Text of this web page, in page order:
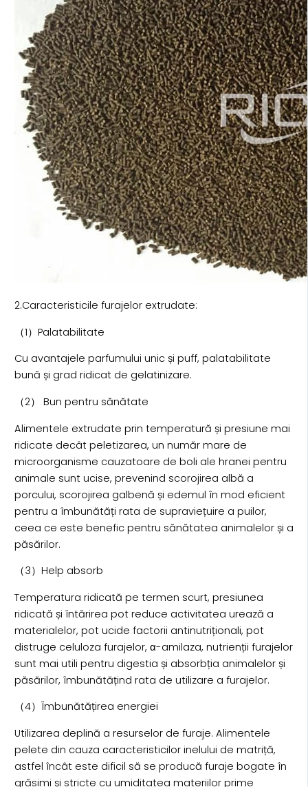
2.Caracteristicile furajelor extrudate:
（1）Palatabilitate
Cu avantajele parfumului unic și puff, palatabilitate
bună și grad ridicat de gelatinizare.
（2） Bun pentru sănătate
Alimentele extrudate prin temperatură și presiune mai
ridicate decât peletizarea, un număr mare de
microorganisme cauzatoare de boli ale hranei pentru
animale sunt ucise, prevenind scorojirea albă a
porcului, scorojirea galbenă și edemul în mod eficient
pentru a îmbunătăți rata de supraviețuire a puilor,
ceea ce este benefic pentru sănătatea animalelor și a
păsărilor.
（3）Help absorb
Temperatura ridicată pe termen scurt, presiunea
ridicată și întărirea pot reduce activitatea urează a
materialelor, pot ucide factorii antinutriționali, pot
distruge celuloza furajelor, α-amilaza, nutrienții furajelor
sunt mai utili pentru digestia și absorbția animalelor și
păsărilor, îmbunătățind rata de utilizare a furajelor.
（4）Îmbunătățirea energiei
Utilizarea deplină a resurselor de furaje. Alimentele
pelete din cauza caracteristicilor inelului de matriță,
astfel încât este dificil să se producă furaje bogate în
grăsimi și stricte cu umiditatea materiilor prime